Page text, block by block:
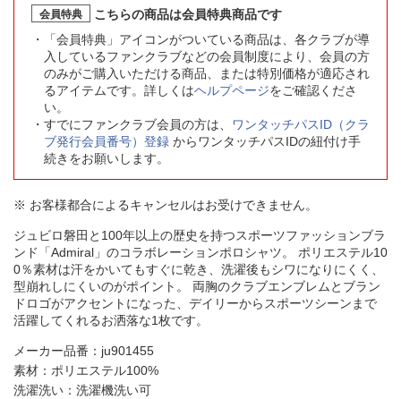
会員特典
こちらの商品は会員特典商品です
「会員特典」アイコンがついている商品は、各クラブが導
入しているファンクラブなどの会員制度により、会員の方
のみがご購入いただける商品、または特別価格が適応され
るアイテムです。詳しくはヘルプページをご確認くださ
い。
すでにファンクラブ会員の方は、
ワンタッチパスID（クラ
ブ発行会員番号）登録 からワンタッチパスIDの紐付け手
続きをお願いします。
※ お客様都合によるキャンセルはお受けできません。
ジュビロ磐田と100年以上の歴史を持つスポーツファッションブラ
ンド「Admiral」のコラボレーションポロシャツ。 ポリエステル10
0％素材は汗をかいてもすぐに乾き、洗濯後もシワになりにくく、
型崩れしにくいのがポイント。 両胸のクラブエンブレムとブラン
ドロゴがアクセントになった、デイリーからスポーツシーンまで
活躍してくれるお洒落な1枚です。
メーカー品番：ju901455
素材：ポリエステル100%
洗濯洗い：洗濯機洗い可